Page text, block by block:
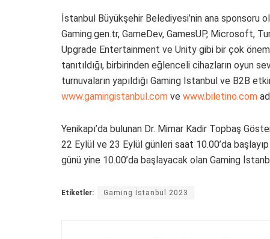
İstanbul Büyükşehir Belediyesi’nin ana sponsoru
Gaming.gen.tr, GameDev, GamesUP, Microsoft,
Upgrade Entertainment ve Unity gibi bir çok
tanıtıldığı, birbirinden eğlenceli cihazların oyun
turnuvaların yapıldığı Gaming İstanbul ve B2B
www.gamingistanbul.com ve www.biletino.com
Yenikapı’da bulunan Dr. Mimar Kadir Topbaş
22 Eylül ve 23 Eylül günleri saat 10.00’da
günü yine 10.00’da başlayacak olan Gaming
Etiketler: Gaming İstanbul 2023